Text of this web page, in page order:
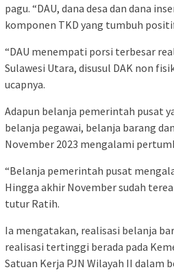
pagu. “DAU, dana desa dan dana
komponen TKD yang tumbuh
“DAU menempati porsi terbesar
Sulawesi Utara, disusul DAK non
ucapnya.
Adapun belanja pemerintah pusat
belanja pegawai, belanja barang
November 2023 mengalami
“Belanja pemerintah pusat
Hingga akhir November sudah
tutur Ratih.
Ia mengatakan, realisasi belanja
realisasi tertinggi berada pada
Satuan Kerja PJN Wilayah II dalam